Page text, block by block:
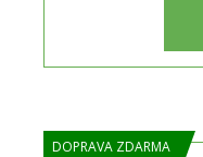
DOPRAVA ZDARMA